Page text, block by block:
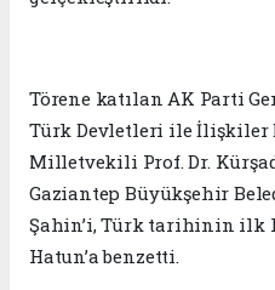
Törene katılan AK Parti
Türk Devletleri ile İlişkiler
Milletvekili Prof. Dr.
Gaziantep Büyükşehir
Şahin’i, Türk tarihinin ilk
Hatun’a benzetti.